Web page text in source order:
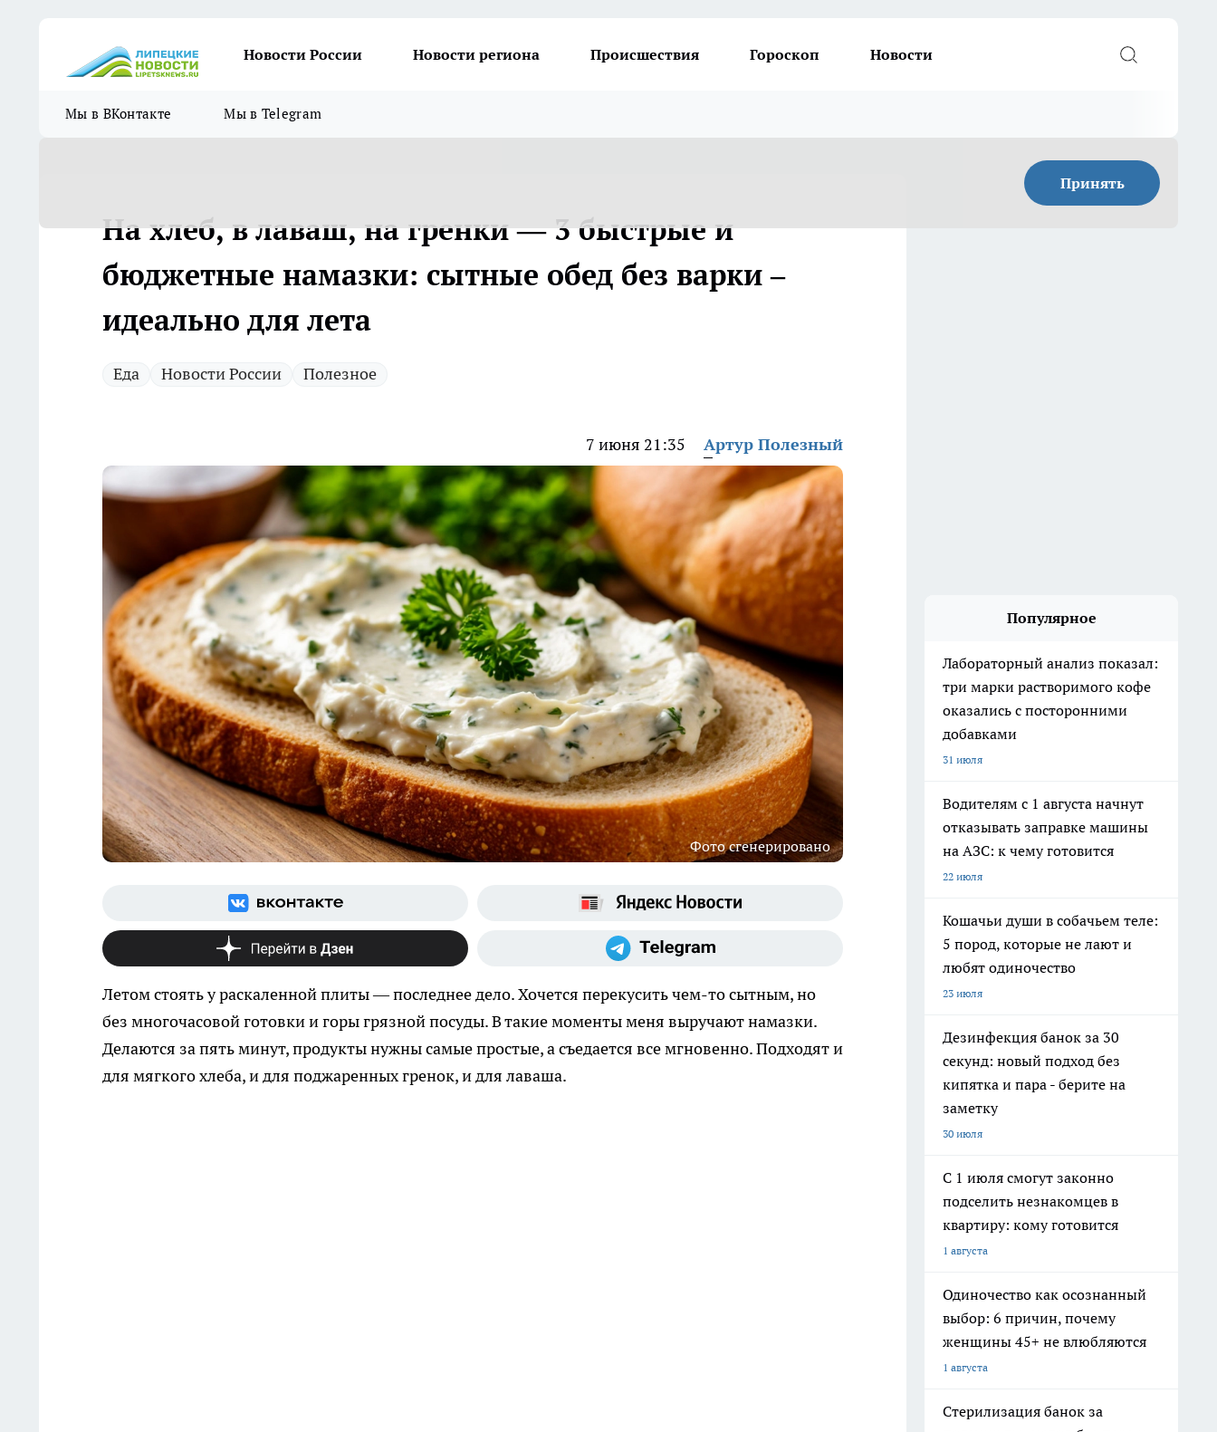
Новости России Новости региона Происшествия Гороскоп Новости
Мы в ВКонтакте Мы в Telegram
Принять
На хлеб, в лаваш, на гренки — 3 быстрые и
бюджетные намазки: сытные обед без варки –
идеально для лета
Еда Новости России Полезное
7 июня 21:35 Артур Полезный
Фото сгенерировано
Летом стоять у раскаленной плиты — последнее дело. Хочется перекусить чем-то сытным, но
без многочасовой готовки и горы грязной посуды. В такие моменты меня выручают намазки.
Делаются за пять минут, продукты нужны самые простые, а съедается все мгновенно. Подходят и
для мягкого хлеба, и для поджаренных гренок, и для лаваша.
Популярное
Лабораторный анализ показал:
три марки растворимого кофе
оказались с посторонними
добавками
31 июля
Водителям с 1 августа начнут
отказывать заправке машины
на АЗС: к чему готовится
22 июля
Кошачьи души в собачьем теле:
5 пород, которые не лают и
любят одиночество
23 июля
Дезинфекция банок за 30
секунд: новый подход без
кипятка и пара - берите на
заметку
30 июля
С 1 июля смогут законно
подселить незнакомцев в
квартиру: кому готовится
1 августа
Одиночество как осознанный
выбор: 6 причин, почему
женщины 45+ не влюбляются
1 августа
Стерилизация банок за